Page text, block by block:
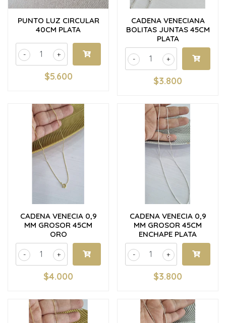
PUNTO LUZ CIRCULAR
40CM PLATA
+
-
$5.600
CADENA VENECIANA
BOLITAS JUNTAS 45CM
PLATA
+
-
$3.800
CADENA VENECIA 0,9
MM GROSOR 45CM
ORO
+
-
$4.000
CADENA VENECIA 0,9
MM GROSOR 45CM
ENCHAPE PLATA
+
-
$3.800